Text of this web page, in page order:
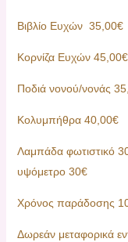
Βιβλίο Ευχών 35,00€
Κορνίζα Ευχών 45,00€
Ποδιά νονού/νονάς
Κολυμπήθρα 40,00€
Λαμπάδα φωτιστικό
υψόμετρο 30€
Χρόνος παράδοσης
Δωρεάν μεταφορικά